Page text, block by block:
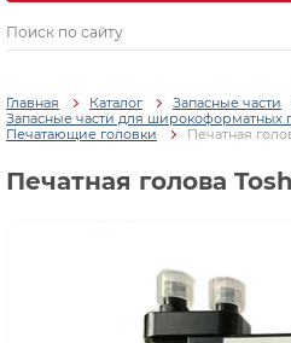
Главная Каталог
Запасные части
Запасные части для широкоформатных
Печатающие головки
Печатная
Печатная голова